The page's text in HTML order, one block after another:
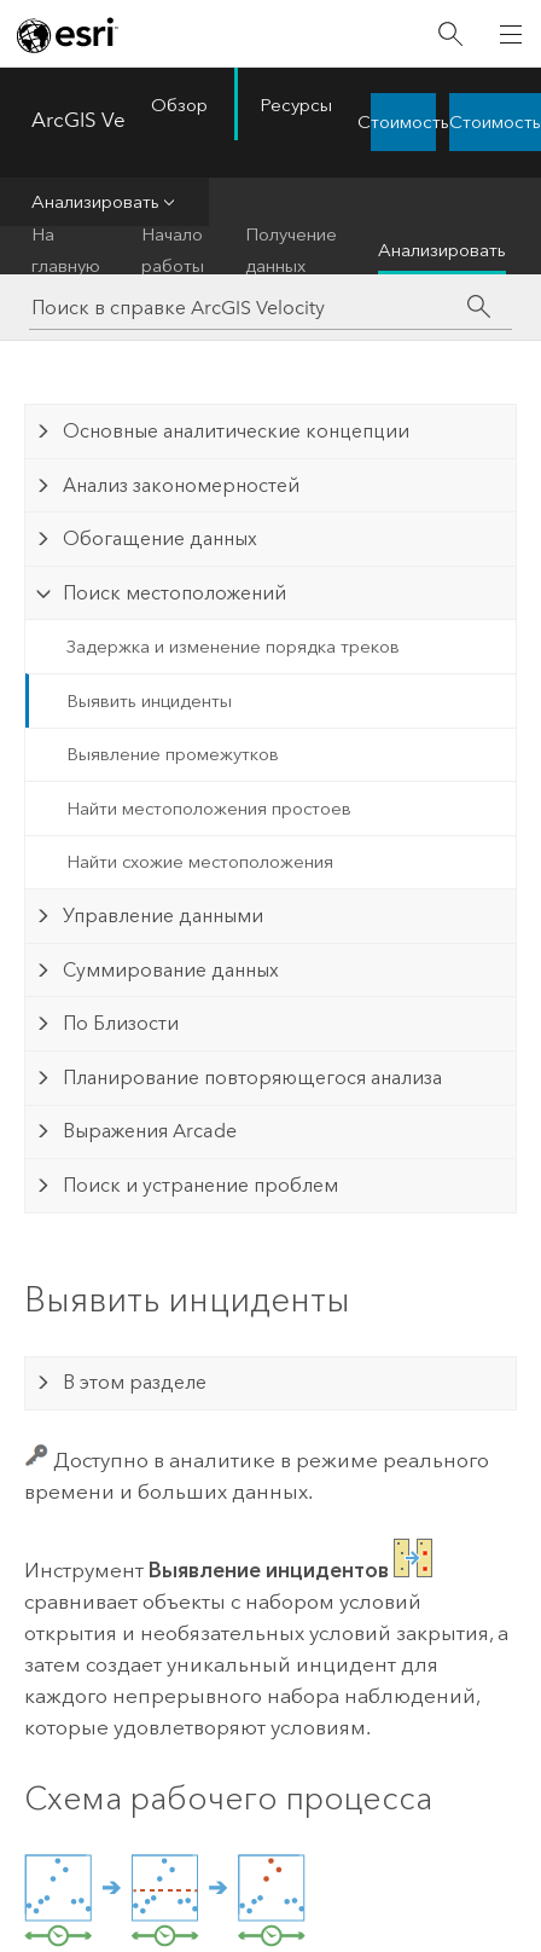
ArcGIS Velocity
Обзор Ресурсы
СтоимостьСтоимость
Анализировать
На
главную
Начало
работы
Получение
данных
Анализировать
Основные аналитические концепции
Анализ закономерностей
Обогащение данных
Поиск местоположений
Задержка и изменение порядка треков
Выявить инциденты
Выявление промежутков
Найти местоположения простоев
Найти схожие местоположения
Управление данными
Суммирование данных
По Близости
Планирование повторяющегося анализа
Выражения Arcade
Поиск и устранение проблем
Выявить инциденты
В этом разделе
Доступно в аналитике в режиме реального
времени и больших данных.
Инструмент Выявление инцидентов
сравнивает объекты с набором условий
открытия и необязательных условий закрытия, а
затем создает уникальный инцидент для
каждого непрерывного набора наблюдений,
которые удовлетворяют условиям.
Схема рабочего процесса